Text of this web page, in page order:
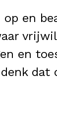
en
en
dat